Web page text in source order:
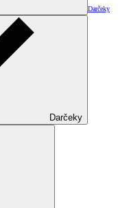
Darčeky
Darčeky